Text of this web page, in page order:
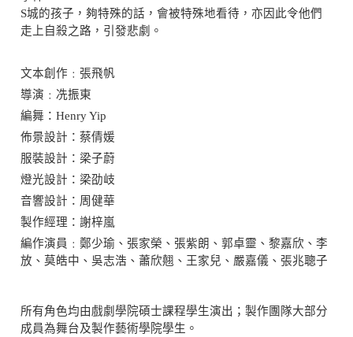
S城的孩子，夠特殊的話，會被特殊地看待，亦因此令他們
走上自殺之路，引發悲劇。
文本創作﹕張飛帆
導演﹕冼振東
編舞：Henry Yip
佈景設計：蔡倩媛
服裝設計：梁子蔚
燈光設計：梁劭岐
音響設計：周健華
製作經理：謝梓嵐
編作演員﹕鄭少瑜、張家榮、張紫朗、郭卓靈、黎嘉欣、李
放、莫皓中、吳志浩、蕭欣翹、王家兒、嚴嘉儀、張兆聰子
所有角色均由戲劇學院碩士課程學生演出；製作團隊大部分
成員為舞台及製作藝術學院學生。